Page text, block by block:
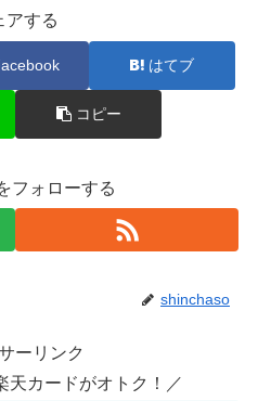
アする
はてブ
コピー
フォローする
shinchaso
ーリンク
天カードがオトク！／